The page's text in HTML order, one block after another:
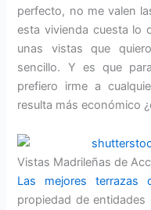
perfecto, no me valen
esta vivienda cuesta lo
unas vistas que
sencillo. Y es que
prefiero irme a
resulta más económico
Vistas Madrileñas de
Las mejores terrazas
propiedad de